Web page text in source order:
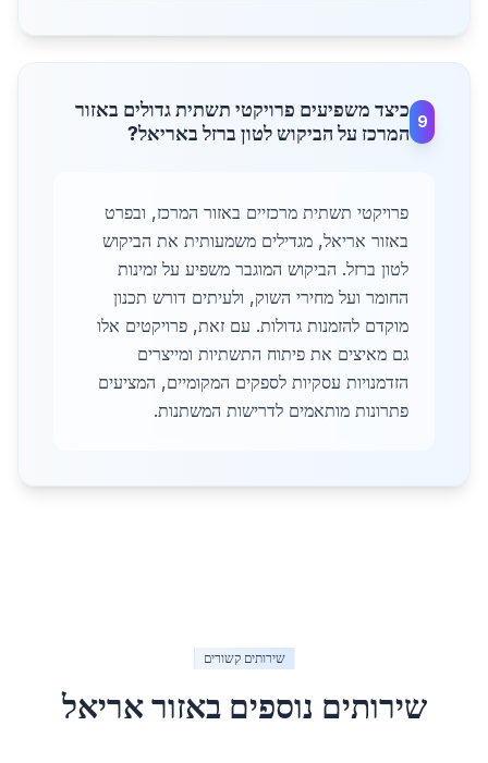
9
כיצד משפיעים פרויקטי תשתית גדולים באזור
המרכז על הביקוש לטון ברזל באריאל?
פרויקטי תשתית מרכזיים באזור המרכז, ובפרט
באזור אריאל, מגדילים משמעותית את הביקוש
לטון ברזל. הביקוש המוגבר משפיע על זמינות
החומר ועל מחירי השוק, ולעיתים דורש תכנון
מוקדם להזמנות גדולות. עם זאת, פרויקטים אלו
גם מאיצים את פיתוח התשתיות ומייצרים
הזדמנויות עסקיות לספקים המקומיים, המציעים
פתרונות מותאמים לדרישות המשתנות.
שירותים קשורים
שירותים נוספים באזוראריאל